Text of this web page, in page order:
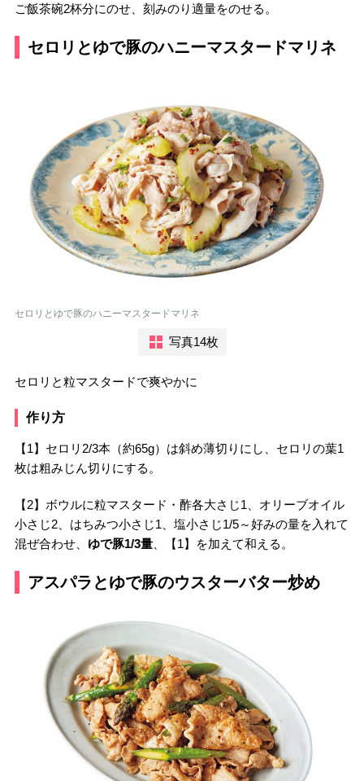
ご飯茶碗2杯分にのせ、刻みのり適量をのせる。
セロリとゆで豚のハニーマスタードマリネ
セロリとゆで豚のハニーマスタードマリネ
写真14枚
セロリと粒マスタードで爽やかに
作り方
【1】セロリ2/3本（約65g）は斜め薄切りにし、セロリの葉1
枚は粗みじん切りにする。
【2】ボウルに粒マスタード・酢各大さじ1、オリーブオイル
小さじ2、はちみつ小さじ1、塩小さじ1/5～好みの量を入れて
混ぜ合わせ、 ゆで豚1/3量、【1】を加えて和える。
アスパラとゆで豚のウスターバター炒め